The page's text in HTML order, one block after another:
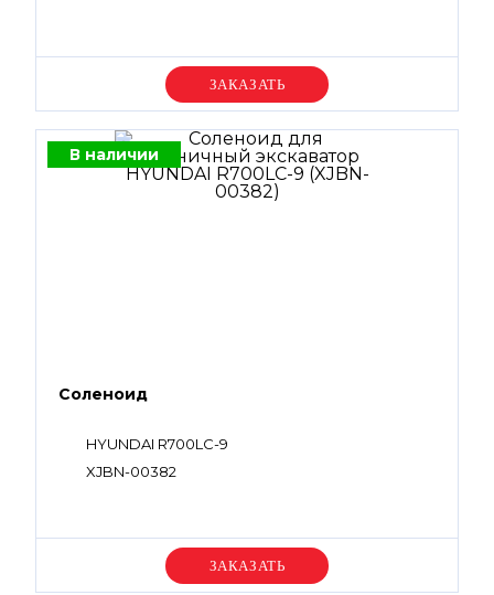
Уточняйте цену
В наличии
Соленоид
HYUNDAI R700LC-9
XJBN-00382
Уточняйте цену